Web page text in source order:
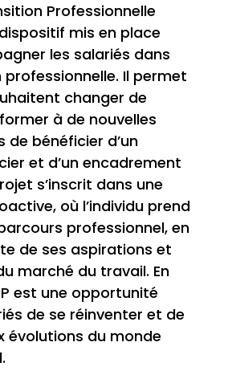
Professionnelle
mis en place
les salariés dans
professionnelle. Il permet
changer de
à de nouvelles
bénéficier d’un
et d’un encadrement
s’inscrit dans une
où l’individu prend
professionnel, en
de ses aspirations et
marché du travail. En
est une opportunité
de se réinventer et de
évolutions du monde